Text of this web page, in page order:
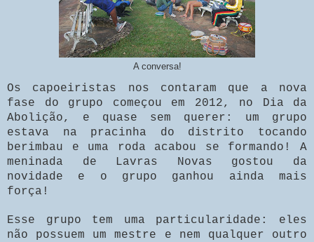
A conversa!
Os capoeiristas nos contaram que a nova
fase do grupo começou em 2012, no Dia da
Abolição, e quase sem querer: um grupo
estava na pracinha do distrito tocando
berimbau e uma roda acabou se formando! A
meninada de Lavras Novas gostou da
novidade e o grupo ganhou ainda mais
força!
Esse grupo tem uma particularidade: eles
não possuem um mestre e nem qualquer outro